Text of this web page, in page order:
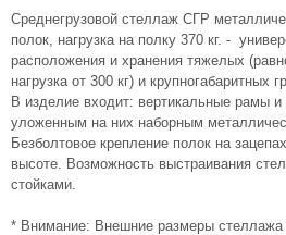
Среднегрузовой стеллаж СГР
полок, нагрузка на полку 370 кг. -
расположения и хранения тяжелых
нагрузка от 300 кг) и крупногабаритных
В изделие входит: вертикальные рамы и
уложенным на них наборным
Безболтовое крепление полок на
высоте. Возможность выстраивания
стойками.
* Внимание: Внешние размеры